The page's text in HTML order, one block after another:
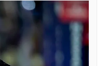
Phạm Quốc Thắng,
355 932